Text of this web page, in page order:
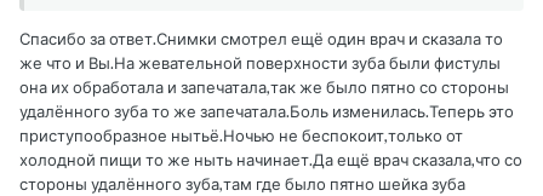
Спасибо за ответ.Снимки смотрел ещё один врач и сказала то
же что и Вы.На жевательной поверхности зуба были фистулы
она их обработала и запечатала,так же было пятно со стороны
удалённого зуба то же запечатала.Боль изменилась.Теперь это
приступообразное нытьё.Ночью не беспокоит,только от
холодной пищи то же ныть начинает.Да ещё врач сказала,что со
стороны удалённого зуба,там где было пятно шейка зуба